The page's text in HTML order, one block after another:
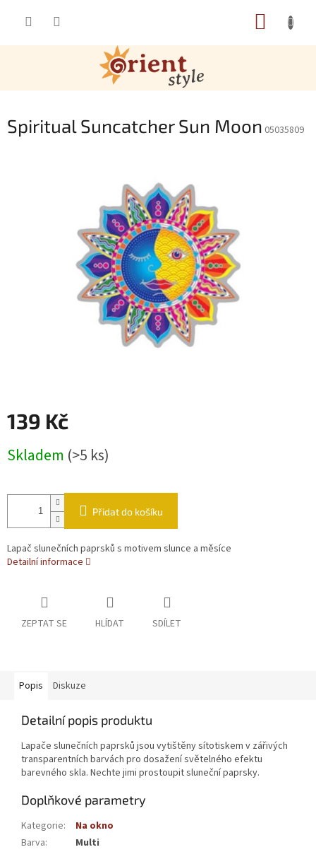
Spiritual Suncatcher Sun Moon 05035809
139 Kč
Skladem (>5 ks)
Přidat do košíku
Lapač slunečních paprsků s motivem slunce a měsíce
Detailní informace
ZEPTAT SE HLÍDAT SDÍLET
Popis Diskuze
Detailní popis produktu
Lapače slunečních paprsků jsou vytištěny sítotiskem v zářivých
transparentních barvách pro dosažení světelného efektu
barevného skla. Nechte jimi prostoupit sluneční paprsky.
Doplňkové parametry
Kategorie:
Na okno
Barva:
Multi